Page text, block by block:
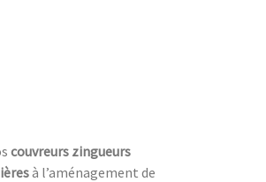
couvreurs zingueurs
à l’aménagement de